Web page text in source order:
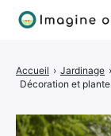
Accueil › Jardinage ›
Décoration et
Bricolage
Déco